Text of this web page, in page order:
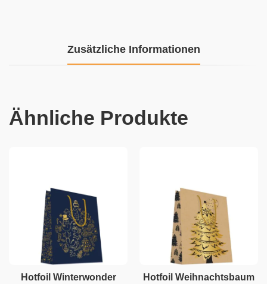
Zusätzliche Informationen
Ähnliche Produkte
Hotfoil Winterwonder
Hotfoil Weihnachtsbaum